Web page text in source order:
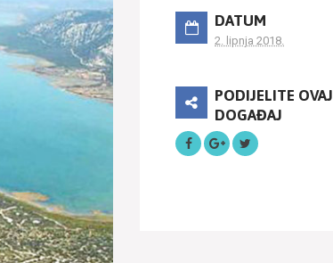
DATUM
2. lipnja 2018.
PODIJELITE OVAJ
DOGAĐAJ